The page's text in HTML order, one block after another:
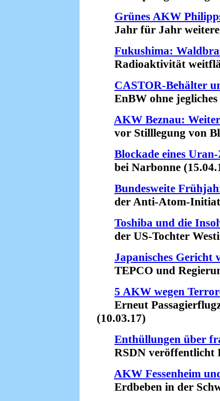
Grünes AKW
Jahr für Jahr weitere
Fukushima:
Radioaktivität
CASTOR-Behälter
EnBW ohne jegliches
AKW Beznau:
vor Stilllegung von
Blockade eines
bei Narbonne
Bundesweite
der Anti-Atom-
Toshiba und die
der US-Tochter
Japanisches Gericht
TEPCO und
5 AKW wegen
Erneut
(10.03.17)
Enthüllungen über
RSDN veröffentlicht
AKW Fessenheim
Erdbeben in der